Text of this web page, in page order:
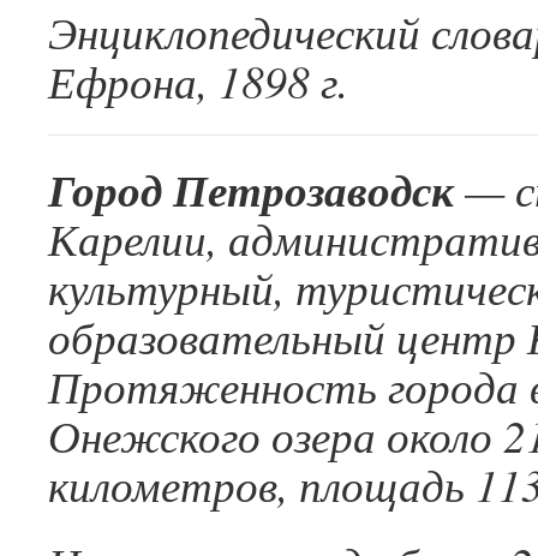
Энциклопедический
Ефрона, 1898 г.
Город Петрозаводск—
Карелии,
культурный,
образовательный центр
Протяженность города
Онежского озера около
километров, площадь